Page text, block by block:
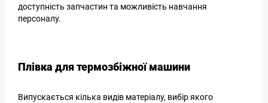
доступність запчастин та можливість навчання
персоналу.
Плівка для термозбіжної машини
Випускається кілька видів матеріалу, вибір якого